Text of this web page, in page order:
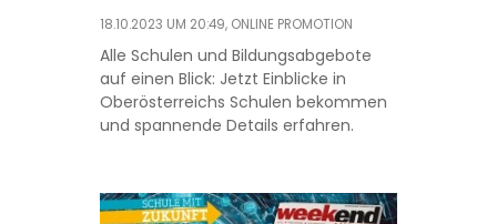
18.10.2023 UM 20:49, ONLINE PROMOTION
Alle Schulen und Bildungsabgebote
auf einen Blick: Jetzt Einblicke in
Oberösterreichs Schulen bekommen
und spannende Details erfahren.